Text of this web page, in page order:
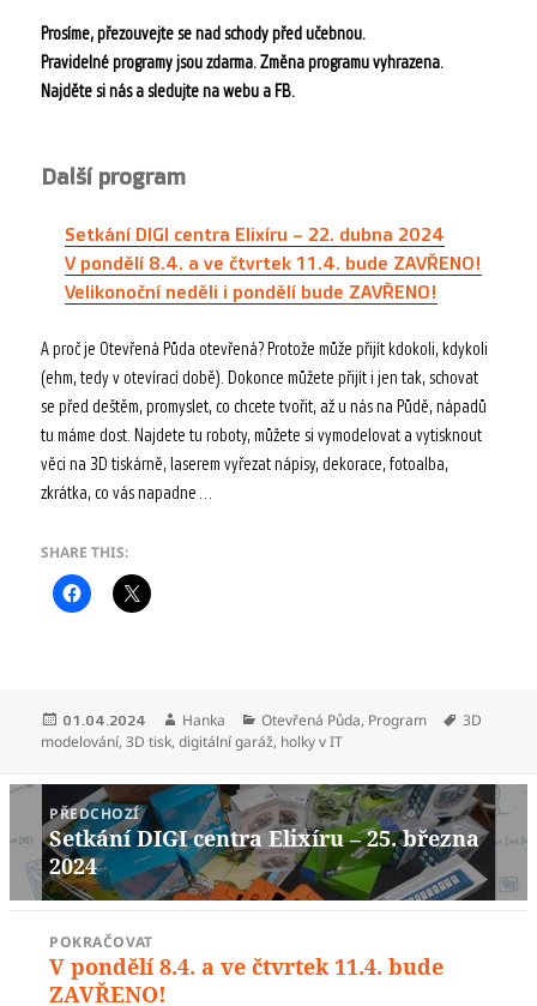
Prosíme, přezouvejte se nad schody před učebnou.
Pravidelné programy jsou zdarma. Změna programu vyhrazena.
Najděte si nás a sledujte na webu a FB.
Další program
Setkání DIGI centra Elixíru – 22. dubna 2024
V pondělí 8.4. a ve čtvrtek 11.4. bude ZAVŘENO!
Velikonoční neděli i pondělí bude ZAVŘENO!
A proč je Otevřená Půda otevřená? Protože může přijít kdokoli, kdykoli
(ehm, tedy v otevírací době). Dokonce můžete přijít i jen tak, schovat
se před deštěm, promyslet, co chcete tvořit, až u nás na Půdě, nápadů
tu máme dost. Najdete tu roboty, můžete si vymodelovat a vytisknout
věci na 3D tiskárně, laserem vyřezat nápisy, dekorace, fotoalba,
zkrátka, co vás napadne…
SHARE THIS:
Publikováno:
01.04.2024 Autor:
Hanka Rubriky:
Otevřená Půda, Program Štítky:
3D
modelování,3D tisk,digitální garáž, holky v IT
Navigace
příspěvek
PŘEDCHOZÍ
Předchozí
příspěvek:
Setkání DIGI centra Elixíru – 25. března
2024
POKRAČOVAT
Následující
příspěvek:
V pondělí 8.4. a ve čtvrtek 11.4. bude
ZAVŘENO!